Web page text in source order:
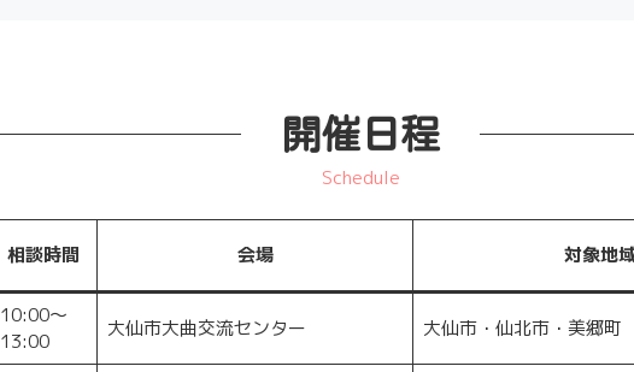
開催日程
Schedule
相談時間 会場 対象地
10:00～
13:00
大仙市大曲交流センター 大仙市・仙北市・美郷町